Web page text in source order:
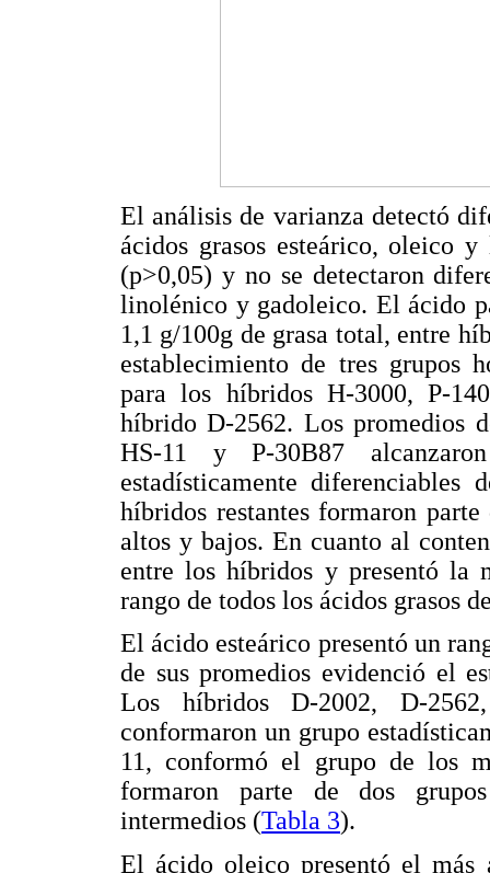
El análisis de varianza detectó
ácidos grasos esteárico, oleico
(p>0,05) y no se detectaron
linolénico y gadoleico. El ácido
1,1 g/100g de grasa total, entre
establecimiento de tres grupos
para los híbridos H-3000, P-
híbrido D-2562. Los promedios
HS-11 y P-30B87
estadísticamente
híbridos restantes formaron
altos y bajos. En cuanto al
entre los híbridos y presentó la
rango de todos los ácidos grasos
El ácido esteárico presentó un
de sus promedios evidenció el
Los híbridos D-2002, D-
conformaron un grupo
11, conformó el grupo de los
formaron parte de dos
intermedios (Tabla 3).
El ácido oleico presentó el